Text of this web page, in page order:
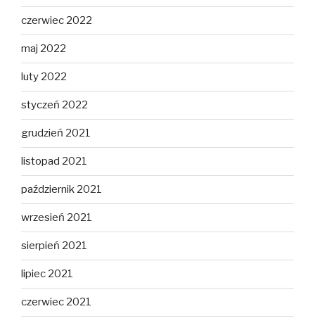
czerwiec 2022
maj 2022
luty 2022
styczeń 2022
grudzień 2021
listopad 2021
październik 2021
wrzesień 2021
sierpień 2021
lipiec 2021
czerwiec 2021